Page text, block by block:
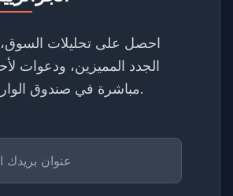
احصل على تحليلات
الجدد المميزين، ودعوات
مباشرة في صندوق الوارد الخاص بك.